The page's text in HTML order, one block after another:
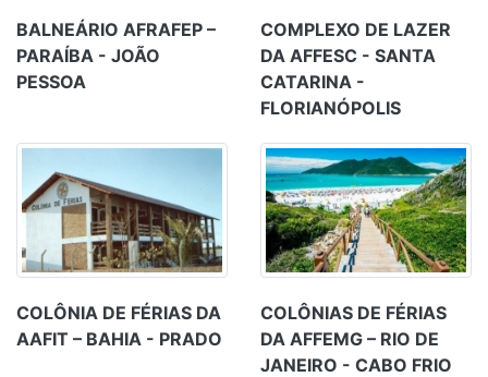
BALNEÁRIO AFRAFEP –
PARAÍBA - JOÃO
PESSOA
COMPLEXO DE LAZER
DA AFFESC - SANTA
CATARINA -
FLORIANÓPOLIS
COLÔNIA DE FÉRIAS DA
AAFIT – BAHIA - PRADO
COLÔNIAS DE FÉRIAS
DA AFFEMG – RIO DE
JANEIRO - CABO FRIO